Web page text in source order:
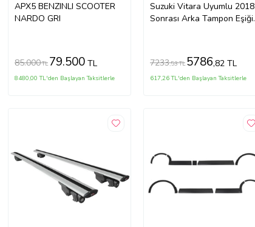
APX5 BENZINLI SCOOTER
NARDO GRI
85.000TL 79.500TL
8480,00 TL'den Başlayan Taksitlerle
Suzuki Vitara Uyumlu 2018
Sonrası Arka Tampon Eşiği
7233,53 TL 5786,82 TL
617,26 TL'den Başlayan Taksitlerle